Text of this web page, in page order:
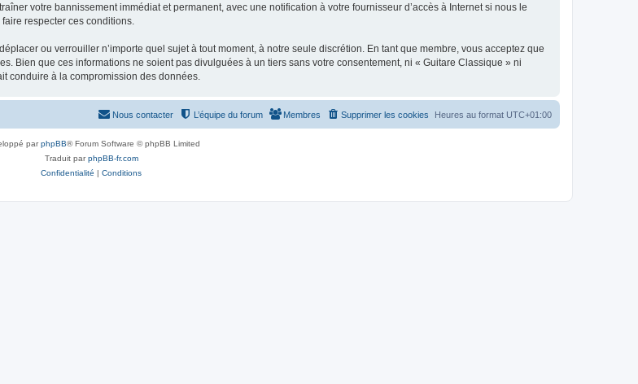
votre bannissement immédiat et permanent, avec une notification à votre fournisseur d’accès à Internet si nous le
respecter ces conditions.
ou verrouiller n’importe quel sujet à tout moment, à notre seule discrétion. En tant que membre, vous acceptez que
Bien que ces informations ne soient pas divulguées à un tiers sans votre consentement, ni « Guitare Classique » ni
conduire à la compromission des données.
Heures au format UTC+01:00
Supprimer les cookies
Membres
L’équipe du forum
Nous contacter
parphpBB® Forum Software © phpBB Limited
Traduit parphpBB-fr.com
Confidentialité | Conditions